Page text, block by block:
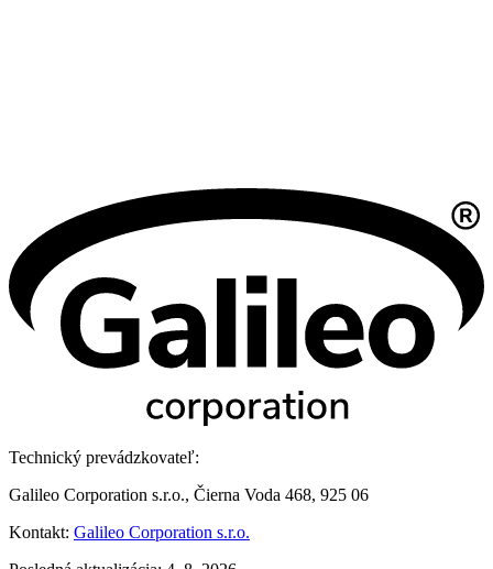
Technický prevádzkovateľ:
Galileo Corporation s.r.o., Čierna Voda 468, 925 06
Kontakt: Galileo Corporation s.r.o.